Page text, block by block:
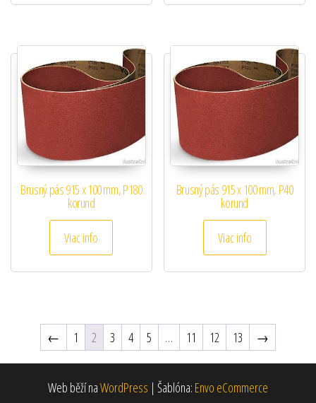
Brusný pás 915 x 100 mm, P180
korund
Viac info
Brusný pás 915 x 100 mm, P40
korund
Viac info
← 1 2 3 4 5 … 11 12 13 →
Web běží naWordPress | Šablóna: Envo eCommerce